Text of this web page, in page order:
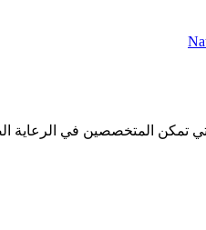
تمكن المتخصصين في